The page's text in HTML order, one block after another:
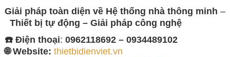
Giải pháp toàn diện về Hệ thống nhà thông minh –
Thiết bị tự động – Giải pháp công nghệ
☎️ Điện thoại: 0962118692 – 0934489102
🌐 Website: thietbidienviet.vn